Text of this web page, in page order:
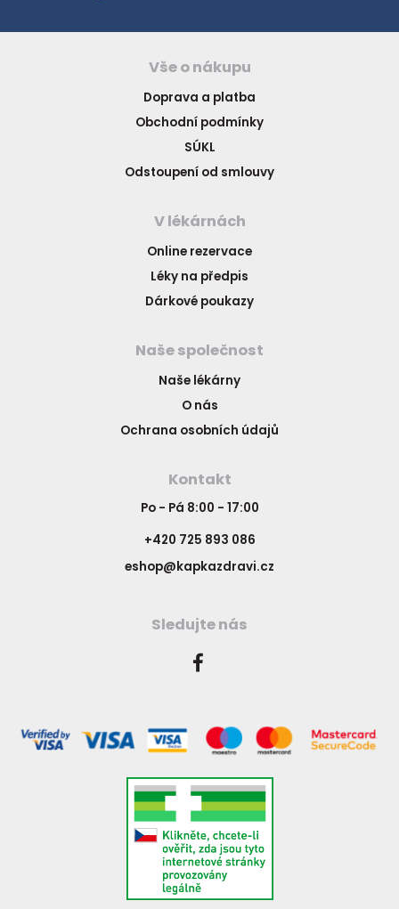
Vše o nákupu
Doprava a platba
Obchodní podmínky
SÚKL
Odstoupení od smlouvy
V lékárnách
Online rezervace
Léky na předpis
Dárkové poukazy
Naše společnost
Naše lékárny
O nás
Ochrana osobních údajů
Kontakt
Po - Pá 8:00 - 17:00
+420 725 893 086
eshop@kapkazdravi.cz
Sledujte nás